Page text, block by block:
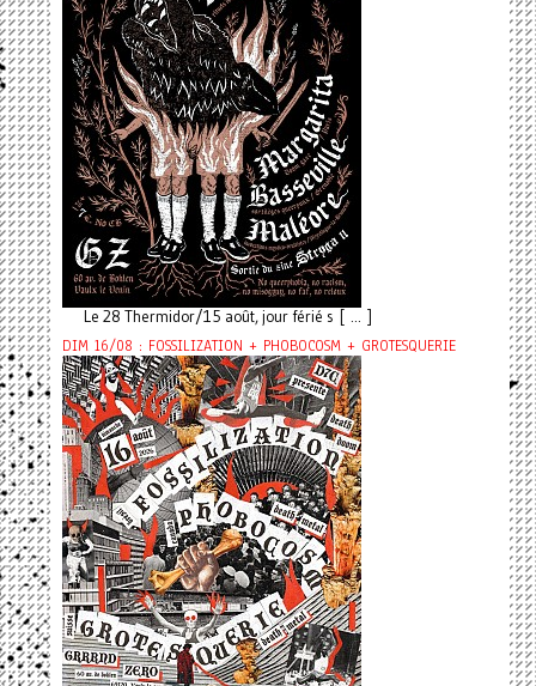
Le 28 Thermidor/15 août, jour férié s [ ... ]
DIM 16/08 : FOSSILIZATION + PHOBOCOSM + GROTESQUERIE